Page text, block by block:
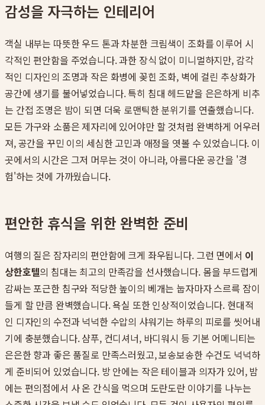
감성을 자극하는 인테리어
객실 내부는 따뜻한 우드 톤과 차분한 크림색이 조화를 이루어 시
각적인 편안함을 주었습니다. 과한 장식 없이 미니멀하지만, 감각
적인 디자인의 조명과 작은 화병에 꽂힌 조화, 벽에 걸린 추상화가
공간에 생기를 불어넣었습니다. 특히 침대 헤드맡을 은은하게 비추
는 간접 조명은 밤이 되면 더욱 로맨틱한 분위기를 연출했습니다.
모든 가구와 소품은 제자리에 있어야만 할 것처럼 완벽하게 어우러
져, 공간을 꾸민 이의 세심한 고민과 애정을 엿볼 수 있었습니다. 이
곳에서의 시간은 그저 머무는 것이 아니라, 아름다운 공간을 '경
험'하는 것에 가까웠습니다.
편안한 휴식을 위한 완벽한 준비
여행의 질은 잠자리의 편안함에 크게 좌우됩니다. 그런 면에서 이
상한호텔의 침대는 최고의 만족감을 선사했습니다. 몸을 부드럽게
감싸는 포근한 침구와 적당한 높이의 베개는 눕자마자 스르륵 잠이
들게 할 만큼 완벽했습니다. 욕실 또한 인상적이었습니다. 현대적
인 디자인의 수전과 넉넉한 수압의 샤워기는 하루의 피로를 씻어내
기에 충분했습니다. 샴푸, 컨디셔너, 바디워시 등 기본 어메니티는
은은한 향과 좋은 품질로 만족스러웠고, 보송보송한 수건도 넉넉하
게 준비되어 있었습니다. 방 안에는 작은 테이블과 의자가 있어, 밤
에는 편의점에서 사 온 간식을 먹으며 도란도란 이야기를 나누는